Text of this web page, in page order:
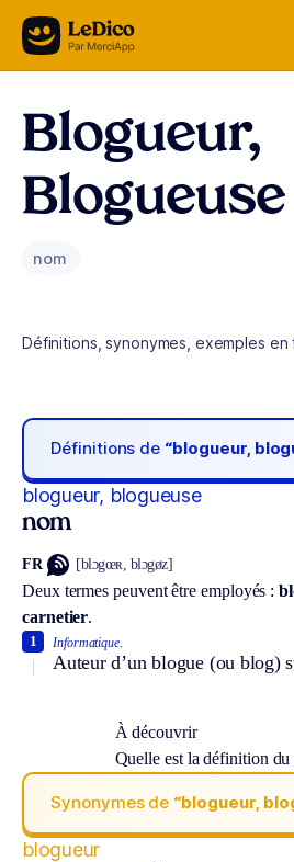
Aller au contenu
Blogueur,
Blogueuse
nom
Définitions, synonymes, exemples en
Définitions de “blogueur,
blogueur, blogueuse
nom
FR [blɔgœʀ, blɔgøz]
Deux termes peuvent être employés :
carnetier.
Informatique.
Auteur d’un blogue (ou blog)
1
À découvrir
Quelle est la définition
Synonymes de “blogueur,
blogueur